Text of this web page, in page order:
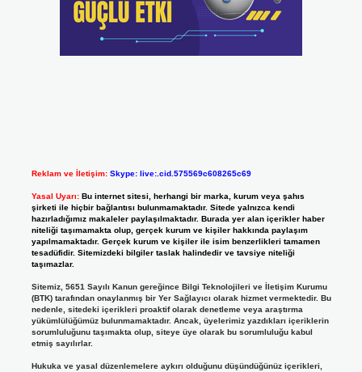
Reklam ve İletişim: Skype: live:.cid.575569c608265c69
Yasal Uyarı: Bu internet sitesi, herhangi bir marka, kurum veya şahıs
şirketi ile hiçbir bağlantısı bulunmamaktadır. Sitede yalnızca kendi
hazırladığımız makaleler paylaşılmaktadır. Burada yer alan içerikler haber
niteliği taşımamakta olup, gerçek kurum ve kişiler hakkında paylaşım
yapılmamaktadır. Gerçek kurum ve kişiler ile isim benzerlikleri tamamen
tesadüfidir. Sitemizdeki bilgiler taslak halindedir ve tavsiye niteliği
taşımazlar.
Sitemiz, 5651 Sayılı Kanun gereğince Bilgi Teknolojileri ve İletişim Kurumu
(BTK) tarafından onaylanmış bir Yer Sağlayıcı olarak hizmet vermektedir. Bu
nedenle, sitedeki içerikleri proaktif olarak denetleme veya araştırma
yükümlülüğümüz bulunmamaktadır. Ancak, üyelerimiz yazdıkları içeriklerin
sorumluluğunu taşımakta olup, siteye üye olarak bu sorumluluğu kabul
etmiş sayılırlar.
Hukuka ve yasal düzenlemelere aykırı olduğunu düşündüğünüz içerikleri,